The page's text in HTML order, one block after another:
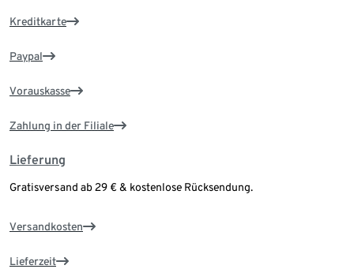
Kreditkarte
Paypal
Vorauskasse
Zahlung in der Filiale
Lieferung
Gratisversand ab 29 € & kostenlose Rücksendung.
Versandkosten
Lieferzeit